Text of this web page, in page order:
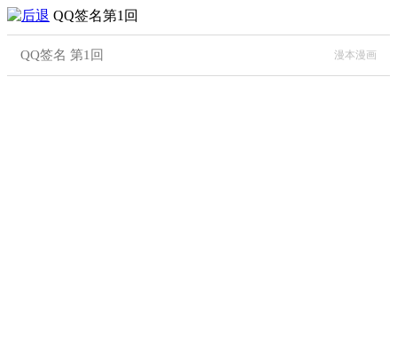
QQ签名第1回
QQ签名 第1回 漫本漫画